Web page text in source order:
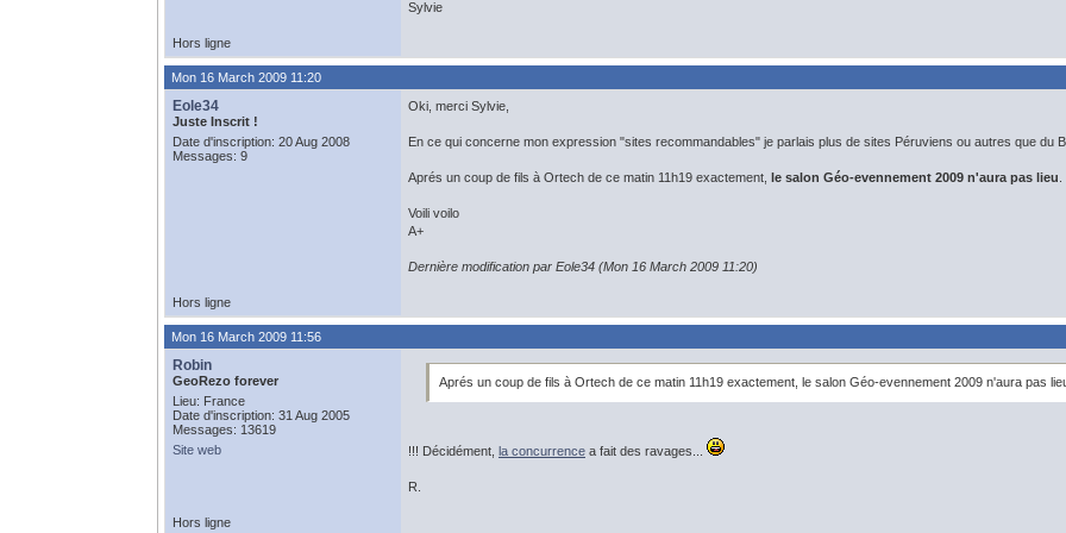
Sylvie
Hors ligne
Mon 16 March 2009 11:20
Eole34
Juste Inscrit !
Date d'inscription: 20 Aug 2008
Messages: 9
Oki, merci Sylvie,
En ce qui concerne mon expression "sites recommandables" je parlais plus de sites Péruviens ou autres que du
Aprés un coup de fils à Ortech de ce matin 11h19 exactement, le salon Géo-evennement 2009 n'aura pas lieu
Voili voilo
A+
Dernière modification par Eole34 (Mon 16 March 2009 11:20)
Hors ligne
Mon 16 March 2009 11:56
Robin
GeoRezo forever
Lieu: France
Date d'inscription: 31 Aug 2005
Messages: 13619
Site web
Aprés un coup de fils à Ortech de ce matin 11h19 exactement, le salon Géo-evennement 2009 n'aura pas
!!! Décidément, la concurrence a fait des ravages...
R.
Hors ligne